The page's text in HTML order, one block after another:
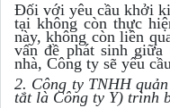
Đối với yêu cầu khởi
tại không còn thực
này, không còn liên
vấn đề phát sinh
nhà, Công ty sẽ yêu
2. Công ty TNHH
tắt là Công ty Y) trình